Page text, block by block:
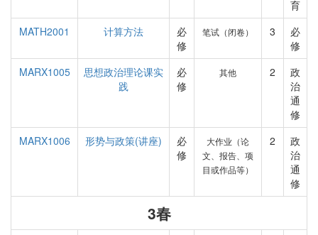
育
MATH2001
计算方法
必
修
笔试（闭卷） 3
必
修
MARX1005
思想政治理论课实
践
必
修
其他 2
政
治
通
修
MARX1006
形势与政策(讲座)
必
修
大作业（论
文、报告、项
目或作品等）
2
政
治
通
修
3春